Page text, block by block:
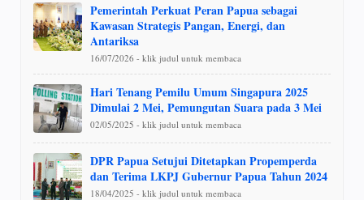
Pemerintah Perkuat Peran Papua sebagai
Kawasan Strategis Pangan, Energi, dan
Antariksa
16/07/2026 - klik judul untuk membaca
Hari Tenang Pemilu Umum Singapura 2025
Dimulai 2 Mei, Pemungutan Suara pada 3 Mei
02/05/2025 - klik judul untuk membaca
DPR Papua Setujui Ditetapkan Propemperda
dan Terima LKPJ Gubernur Papua Tahun 2024
18/04/2025 - klik judul untuk membaca